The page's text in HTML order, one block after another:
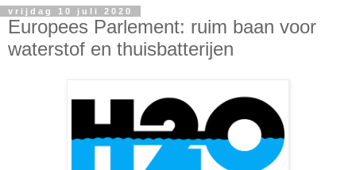
vrijdag 10 juli 2020
Europees Parlement: ruim baan voor
waterstof en thuisbatterijen